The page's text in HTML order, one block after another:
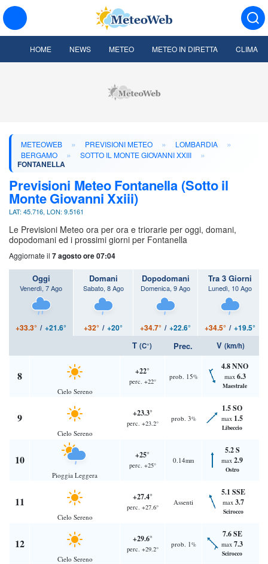
HOME NEWS METEO METEO IN DIRETTA CLIMA
METEOWEB » PREVISIONI METEO » LOMBARDIA »
BERGAMO » SOTTO IL MONTE GIOVANNI XXIII »
FONTANELLA
Previsioni Meteo Fontanella (Sotto il
Monte Giovanni Xxiii)
LAT: 45.716, LON: 9.5161
Le Previsioni Meteo ora per ora e triorarie per oggi, domani,
dopodomani ed i prossimi giorni per Fontanella
Aggiornate il 7 agosto ore 07:04
Oggi
Venerdì, 7 Ago
+33.3° / +21.6°
Domani
Sabato, 8 Ago
+32° / +20°
Dopodomani
Domenica, 9 Ago
+34.7° / +22.6°
Tra 3 Giorni
Lunedì, 10 Ago
+34.5° / +19.5°
T (C°) Prec. V (km/h)
8
Cielo Sereno
+22°
perc. +22°
prob. 15%
4.8 NNO
max 6.3
Maestrale
9
Cielo Sereno
+23.3°
perc. +23.2°
prob. 3%
1.5 SO
max 1.5
Libeccio
10
Pioggia Leggera
+25°
perc. +25°
0.14mm
5.2 S
max 2.9
Ostro
11
Cielo Sereno
+27.4°
perc. +27.6°
Assenti
5.1 SSE
max 3.7
Scirocco
12
Cielo Sereno
+29.6°
perc. +29.2°
prob. 1%
7.6 SE
max 7.3
Scirocco